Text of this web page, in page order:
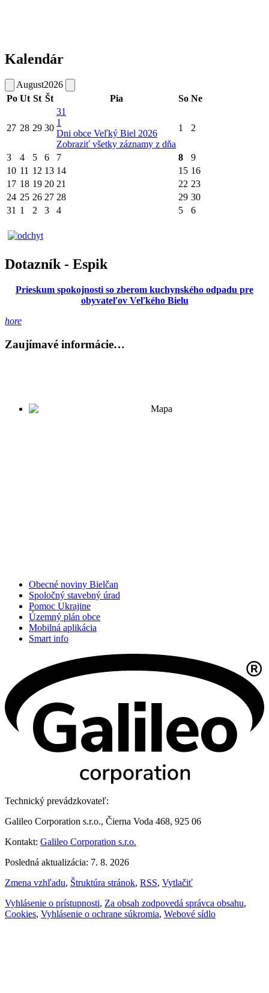
Kalendár
August2026
Po Ut St Št Pia So Ne
27 28 29 30
31
1
Dni obce Veľký Biel 2026
Zobraziť všetky záznamy z dňa
1 2
3 4 5 6 7 8
9
10 11 12 13 14 15 16
17 18 19 20 21 22 23
24 25 26 27 28 29 30
31 1 2 3 4 5 6
Dotazník - Espik
Prieskum spokojnosti so zberom kuchynského odpadu pre
obyvateľov Veľkého Bielu
hore
Zaujímavé informácie…
Obecné noviny Bielčan
Spoločný stavebný úrad
Pomoc Ukrajine
Územný plán obce
Mobilná aplikácia
Smart info
Technický prevádzkovateľ:
Galileo Corporation s.r.o., Čierna Voda 468, 925 06
Kontakt: Galileo Corporation s.r.o.
Posledná aktualizácia: 7. 8. 2026
Zmena vzhľadu, Štruktúra stránok, RSS, Vytlačiť
Vyhlásenie o prístupnosti, Za obsah zodpovedá správca obsahu,
Cookies, Vyhlásenie o ochrane súkromia, Webové sídlo